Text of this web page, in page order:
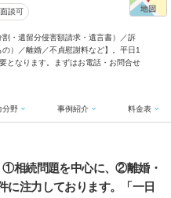
談可
・遺留分侵害額請求・遺言書）／訴
）／離婚／不貞慰謝料など】。平日1
となります。まずはお電話・お問合せ
分野 事例紹介 料金表
①相続問題を中心に、②離婚・
注力しております。「一日